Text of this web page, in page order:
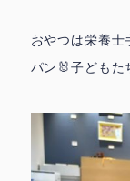
おやつは栄養
パン🐰子どもた